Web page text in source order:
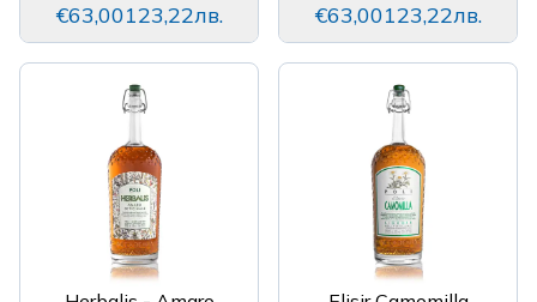
€63,00123,22лв. €63,00123,22лв.